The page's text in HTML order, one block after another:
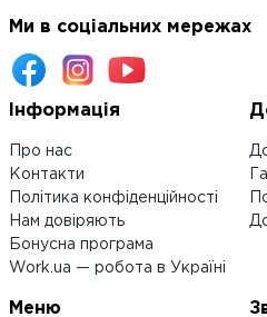
Ми в соціальних мережах
Інформація
Про нас
Контакти
Політика конфіденційності
Нам довіряють
Бонусна програма
Work.ua — робота в Україні
Меню